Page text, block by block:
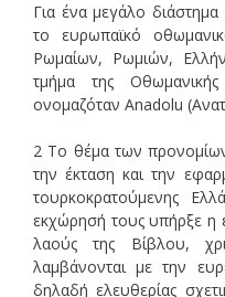
Για ένα μεγάλο
το ευρωπαϊκό
Ρωμαίων, Ρωμιών,
τμήμα της Οθωμανικής
ονομαζόταν Anadolu
2 Το θέμα των
την έκταση και την
τουρκοκρατούμενης
εκχώρησή τους υπήρξε η
λαούς της Βίβλου,
λαμβάνονται με την
δηλαδή ελευθερίας